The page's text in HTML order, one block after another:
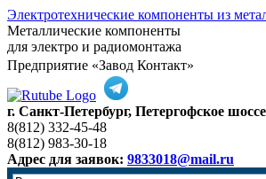
Электротехнические компоненты из
Металлические компоненты
для электро и радиомонтажа
Предприятие «Завод Контакт»
г. Санкт-Петербург, Петергофское
8(812) 332-45-48
8(812) 983-30-18
Адрес для заявок: 9833018@mail.ru